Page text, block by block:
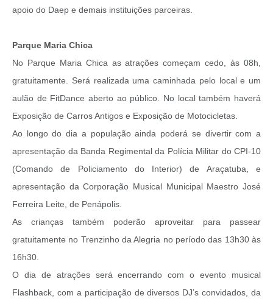
apoio do Daep e demais instituições parceiras.
Parque Maria Chica
No Parque Maria Chica as atrações começam cedo, às 08h,
gratuitamente. Será realizada uma caminhada pelo local e um
aulão de FitDance aberto ao público. No local também haverá
Exposição de Carros Antigos e Exposição de Motocicletas.
Ao longo do dia a população ainda poderá se divertir com a
apresentação da Banda Regimental da Polícia Militar do CPI-10
(Comando de Policiamento do Interior) de Araçatuba, e
apresentação da Corporação Musical Municipal Maestro José
Ferreira Leite, de Penápolis.
As crianças também poderão aproveitar para passear
gratuitamente no Trenzinho da Alegria no período das 13h30 às
16h30.
O dia de atrações será encerrando com o evento musical
Flashback, com a participação de diversos DJ’s convidados, da